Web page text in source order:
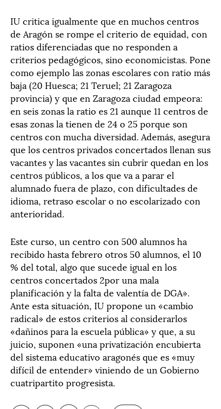
IU critica igualmente que en muchos centros
de Aragón se rompe el criterio de equidad, con
ratios diferenciadas que no responden a
criterios pedagógicos, sino economicistas. Pone
como ejemplo las zonas escolares con ratio más
baja (20 Huesca; 21 Teruel; 21 Zaragoza
provincia) y que en Zaragoza ciudad empeora:
en seis zonas la ratio es 21 aunque 11 centros de
esas zonas la tienen de 24 o 25 porque son
centros con mucha diversidad. Además, asegura
que los centros privados concertados llenan sus
vacantes y las vacantes sin cubrir quedan en los
centros públicos, a los que va a parar el
alumnado fuera de plazo, con dificultades de
idioma, retraso escolar o no escolarizado con
anterioridad.
Este curso, un centro con 500 alumnos ha
recibido hasta febrero otros 50 alumnos, el 10
% del total, algo que sucede igual en los
centros concertados 2por una mala
planificación y la falta de valentía de DGA».
Ante esta situación, IU propone un «cambio
radical» de estos criterios al considerarlos
«dañinos para la escuela pública» y que, a su
juicio, suponen «una privatización encubierta
del sistema educativo aragonés que es «muy
difícil de entender» viniendo de un Gobierno
cuatripartito progresista.